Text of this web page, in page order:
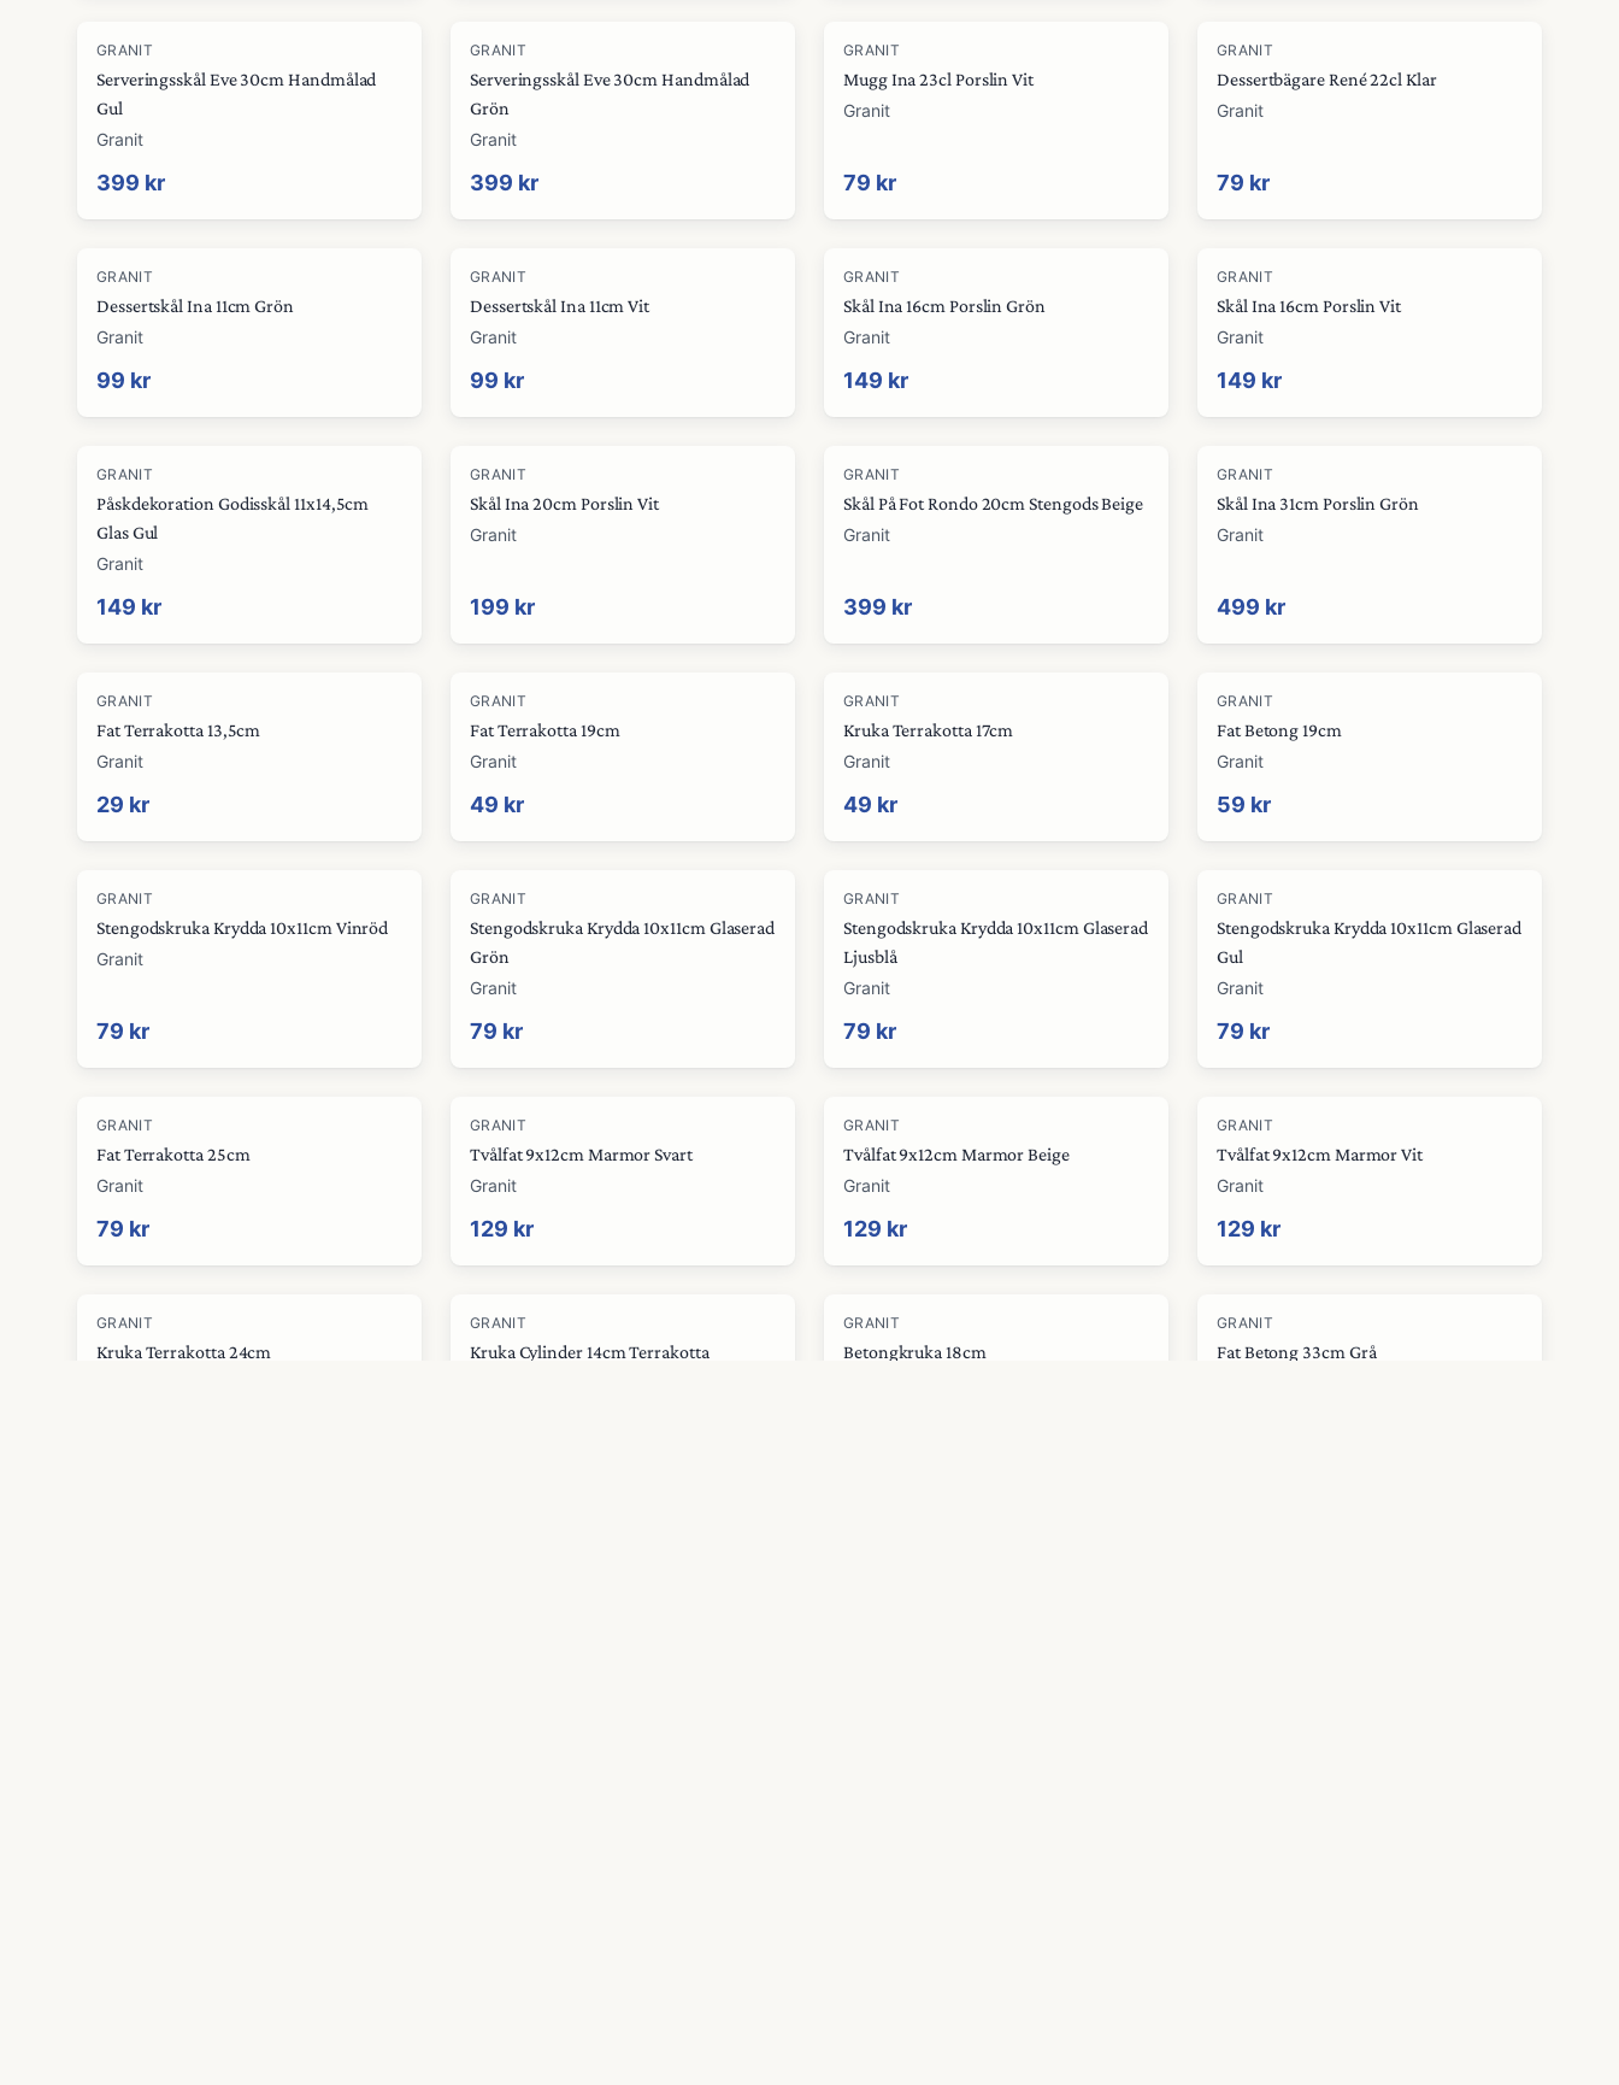
GRANIT
Serveringsskål Eve 30cm Handmålad
Gul
Granit
399 kr
GRANIT
Serveringsskål Eve 30cm Handmålad
Grön
Granit
399 kr
GRANIT
Mugg Ina 23cl Porslin Vit
Granit
79 kr
GRANIT
Dessertbägare René 22cl Klar
Granit
79 kr
GRANIT
Dessertskål Ina 11cm Grön
Granit
99 kr
GRANIT
Dessertskål Ina 11cm Vit
Granit
99 kr
GRANIT
Skål Ina 16cm Porslin Grön
Granit
149 kr
GRANIT
Skål Ina 16cm Porslin Vit
Granit
149 kr
GRANIT
Påskdekoration Godisskål 11x14,5cm
Glas Gul
Granit
149 kr
GRANIT
Skål Ina 20cm Porslin Vit
Granit
199 kr
GRANIT
Skål På Fot Rondo 20cm Stengods Beige
Granit
399 kr
GRANIT
Skål Ina 31cm Porslin Grön
Granit
499 kr
GRANIT
Fat Terrakotta 13,5cm
Granit
29 kr
GRANIT
Fat Terrakotta 19cm
Granit
49 kr
GRANIT
Kruka Terrakotta 17cm
Granit
49 kr
GRANIT
Fat Betong 19cm
Granit
59 kr
GRANIT
Stengodskruka Krydda 10x11cm Vinröd
Granit
79 kr
GRANIT
Stengodskruka Krydda 10x11cm Glaserad
Grön
Granit
79 kr
GRANIT
Stengodskruka Krydda 10x11cm Glaserad
Ljusblå
Granit
79 kr
GRANIT
Stengodskruka Krydda 10x11cm Glaserad
Gul
Granit
79 kr
GRANIT
Fat Terrakotta 25cm
Granit
79 kr
GRANIT
Tvålfat 9x12cm Marmor Svart
Granit
129 kr
GRANIT
Tvålfat 9x12cm Marmor Beige
Granit
129 kr
GRANIT
Tvålfat 9x12cm Marmor Vit
Granit
129 kr
GRANIT
Kruka Terrakotta 24cm
GRANIT
Kruka Cylinder 14cm Terrakotta
GRANIT
Betongkruka 18cm
GRANIT
Fat Betong 33cm Grå